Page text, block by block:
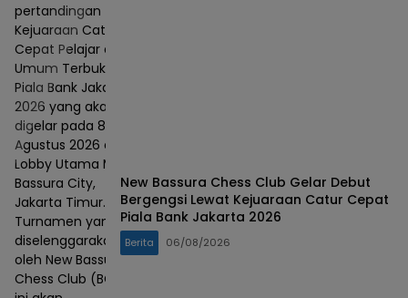
pertandingan
Kejuaraan Catur
Cepat Pelajar dan
Umum Terbuka
Piala Bank Jakarta
2026 yang akan
digelar pada 8–9
Agustus 2026 di
Lobby Utama Mall
Bassura City,
Jakarta Timur.
Turnamen yang
diselenggarakan
oleh New Bassura
Chess Club (BCC)
New Bassura Chess Club Gelar Debut
Bergengsi Lewat Kejuaraan Catur Cepat
Piala Bank Jakarta 2026
Berita 06/08/2026